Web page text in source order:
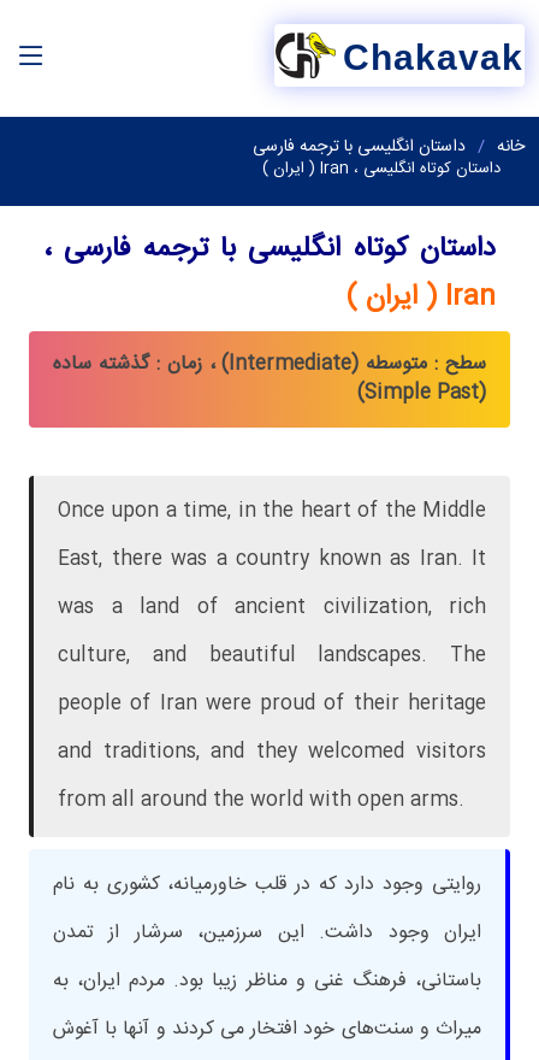
Chakavak
خانه داستان انگلیسی با ترجمه فارسی
داستان کوتاه انگلیسی ، Iran ( ایران )
داستان کوتاه انگلیسی با ترجمه فارسی ،
Iran ( ایران )
سطح : متوسطه (Intermediate) ، زمان : گذشته ساده
(Simple Past)
Once upon a time, in the heart of the Middle
East, there was a country known as Iran. It
was a land of ancient civilization, rich
culture, and beautiful landscapes. The
people of Iran were proud of their heritage
and traditions, and they welcomed visitors
from all around the world with open arms.
روایتی وجود دارد که در قلب خاورمیانه، کشوری به نام
ایران وجود داشت. این سرزمین، سرشار از تمدن
باستانی، فرهنگ غنی و مناظر زیبا بود. مردم ایران، به
میراث و سنت‌های خود افتخار می کردند و آنها با آغوش